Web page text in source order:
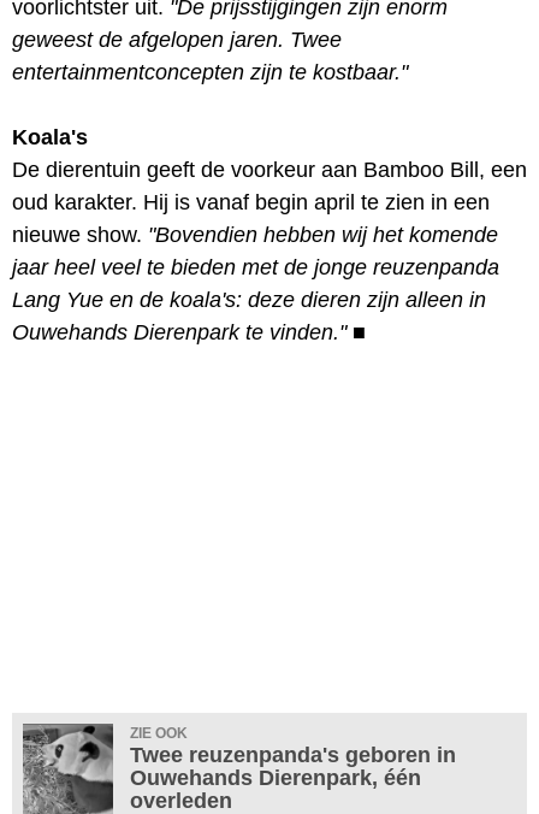
voorlichtster uit. "De prijsstijgingen zijn enorm
geweest de afgelopen jaren. Twee
entertainmentconcepten zijn te kostbaar."
Koala's
De dierentuin geeft de voorkeur aan Bamboo Bill, een
oud karakter. Hij is vanaf begin april te zien in een
nieuwe show. "Bovendien hebben wij het komende
jaar heel veel te bieden met de jonge reuzenpanda
Lang Yue en de koala's: deze dieren zijn alleen in
Ouwehands Dierenpark te vinden." ■
ZIE OOK
Twee reuzenpanda's geboren in
Ouwehands Dierenpark, één
overleden